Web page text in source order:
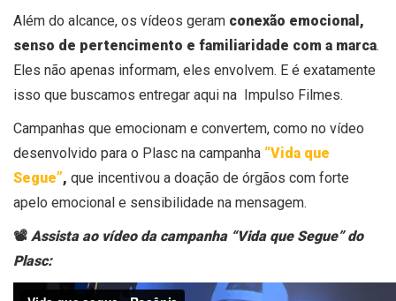
Além do alcance, os vídeos geram conexão emocional,
senso de pertencimento e familiaridade com a marca.
Eles não apenas informam, eles envolvem. E é exatamente
isso que buscamos entregar aqui na Impulso Filmes.
Campanhas que emocionam e convertem, como no vídeo
desenvolvido para o Plasc na campanha “Vida que
Segue”, que incentivou a doação de órgãos com forte
apelo emocional e sensibilidade na mensagem.
📽️ Assista ao vídeo da campanha “Vida que Segue” do
Plasc: